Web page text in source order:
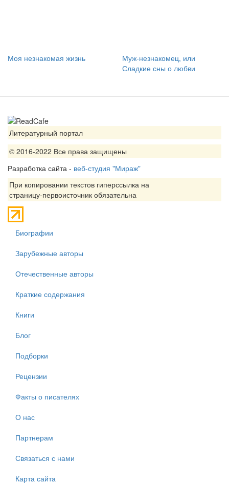
Моя незнакомая жизнь
Муж-незнакомец, или
Сладкие сны о любви
Литературный портал
© 2016-2022 Все права защищены
Разработка сайта - веб-студия "Мираж"
При копировании текстов гиперссылка на
страницу-первоисточник обязательна
Биографии
Зарубежные авторы
Отечественные авторы
Краткие содержания
Книги
Блог
Подборки
Рецензии
Факты о писателях
О нас
Партнерам
Связаться с нами
Карта сайта